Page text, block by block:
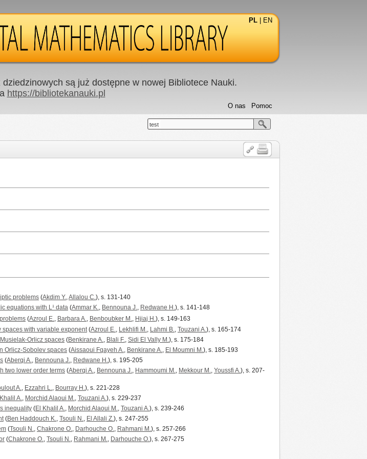
PL EN
są już dostępne w nowej Bibliotece Nauki.
https://bibliotekanauki.pl
Pomoc
O nas
test
problems (Akdim Y.,Allalou C.), s. 131-140
equations with L¹ data (Ammar K., Bennouna J., Redwane H.), s. 141-148
(Azroul E., Barbara A., Benboubker M., Hjiaj H.), s. 149-163
with variable exponent(Azroul E., Lekhlifi M., Lahmi B., Touzani A.), s. 165-174
Orlicz spaces (Benkirane A., Blali F., Sidi El Vally M.), s. 175-184
Orlicz-Sobolev spaces (Aissaoui Fqayeh A., Benkirane A., El Moumni M.), s. 185-193
(Aberqi A., Bennouna J., Redwane H.), s. 195-205
two lower order terms (Aberqi A., Bennouna J., Hammoumi M., Mekkour M., Youssfi A.), s. 207-
A., Ezzahri L., Bourray H.), s. 221-228
A., Morchid Alaoui M., Touzani A.), s. 229-237
inequality (El Khalil A., Morchid Alaoui M., Touzani A.), s. 239-246
(Ben Haddouch K., Tsouli N., El Allali Z.), s. 247-255
(Tsouli N., Chakrone O., Darhouche O., Rahmani M.), s. 257-266
(Chakrone O., Tsouli N., Rahmani M., Darhouche O.), s. 267-275